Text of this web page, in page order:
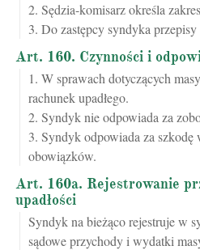
2. Sędzia-komisarz określa
3. Do zastępcy syndyka
Art. 160. Czynności i
1. W sprawach dotyczących
rachunek upadłego.
2. Syndyk nie odpowiada za
3. Syndyk odpowiada za
obowiązków.
Art. 160a. Rejestrowanie
upadłości
Syndyk na bieżąco rejestruje w
sądowe przychody i wydatki